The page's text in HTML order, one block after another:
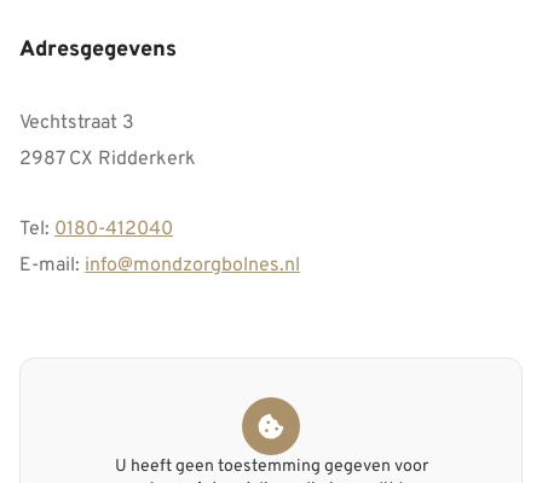
Adresgegevens
Vechtstraat 3
2987 CX Ridderkerk
Tel: 0180-412040
E-mail: info@mondzorgbolnes.nl
U heeft geen toestemming gegeven voor